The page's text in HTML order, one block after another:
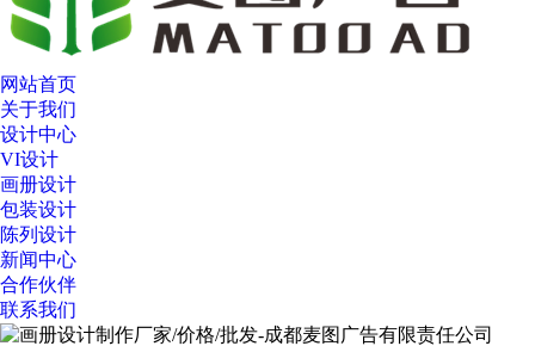
网站首页
关于我们
设计中心
VI设计
画册设计
包装设计
陈列设计
新闻中心
合作伙伴
联系我们